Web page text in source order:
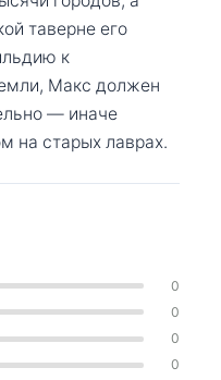
таверне его
к
Макс должен
— иначе
на старых лаврах.
0
0
0
0